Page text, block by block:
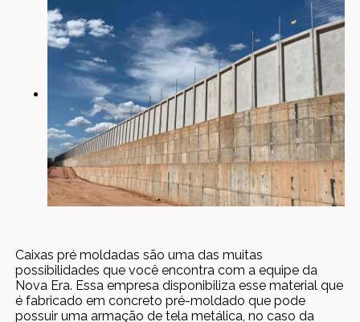
Caixas pré moldadas são uma das muitas
possibilidades que você encontra com a equipe da
Nova Era. Essa empresa disponibiliza esse material que
é fabricado em concreto pré-moldado que pode
possuir uma armação de tela metálica, no caso da